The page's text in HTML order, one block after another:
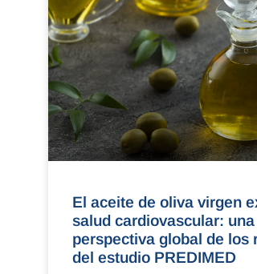
El aceite de oliva virgen
salud cardiovascular: una
perspectiva global de los
del estudio PREDIMED